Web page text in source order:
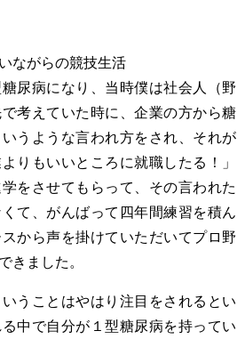
ながらの競技生活
尿病になり、当時僕は社会人（野
考えていた時に、企業の方から糖
うような言われ方をされ、それが
りもいいところに就職したる！」
をさせてもらって、その言われた
て、がんばって四年間練習を積ん
から声を掛けていただいてプロ野
きました。
うことはやはり注目をされるとい
中で自分が１型糖尿病を持ってい